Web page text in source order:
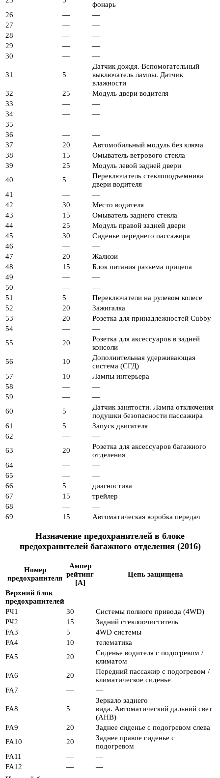
фонарь
26
—
—
27
—
—
28
—
—
29
—
—
30
— —
31 5
Датчик дождя. Вспомогательный
выключатель лампы. Датчик
влажности
32
25
Модуль двери водителя
33
—
—
34
—
—
35
—
—
36
—
—
37
20
Автомобильный модуль без ключа
38
15
Омыватель ветрового стекла
39
25
Модуль левой задней двери
40
5
Переключатель стеклоподъемника
двери водителя
41
—
—
42
30
Место водителя
43
15
Омыватель заднего стекла
44
25
Модуль правой задней двери
45
30
Сиденье переднего пассажира
46
—
—
47
20
Жалюзи
48
15
Блок питания разъема прицепа
49
—
—
50
—
—
51
5
Переключатели на рулевом колесе
52
20
Зажигалка
53
20
Розетка для принадлежностей Cubby
54
—
—
55
20
Розетка для аксессуаров в задней
консоли
56
10
Дополнительная удерживающая
система (СГД)
57
10
Лампы интерьера
58
—
—
59
—
—
60
5
Датчик занятости. Лампа отключения
подушки безопасности пассажира
61
5
Запуск двигателя
62
—
—
63
20
Розетка для аксессуаров багажного
отделения
64
—
—
65
—
—
66
5
диагностика
67
15
трейлер
68
—
—
69
15 Автоматическая коробка передач
Назначение предохранителей в блоке
предохранителей багажного отделения (2016)
Номер
предохранителя
Ампер
рейтинг
[A]
Цепь защищена
Верхний блок
предохранителей
РЧ1
30
Системы полного привода (4WD)
РЧ2
15
Задний стеклоочиститель
FA3
5
4WD системы
FA4
10
телематика
FA5
20
Сиденье водителя с подогревом /
климатом
FA6
20
Передний пассажир с подогревом /
климатическое сиденье
FA7
— —
FA8 5
Зеркало заднего
вида. Автоматический дальний свет
(AHB)
FA9
20
Заднее сиденье с подогревом слева
FA10
20
Заднее правое сиденье с
подогревом
FA11
—
—
FA12
—
—